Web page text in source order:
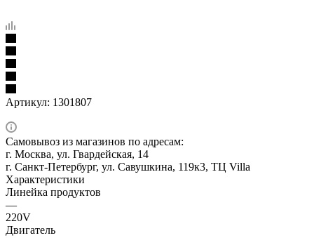
Артикул: 1301807
Самовывоз из магазинов по адресам:
г. Москва, ул. Гвардейская, 14
г. Санкт-Петербург, ул. Савушкина, 119к3, ТЦ Villa
Характеристики
Линейка продуктов
—
220V
Двигатель